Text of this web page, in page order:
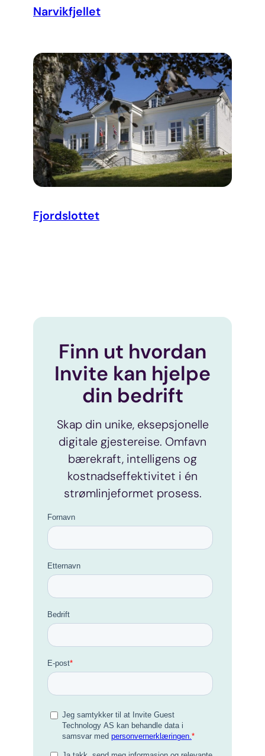
Narvikfjellet
Fjordslottet
Finn ut hvordan
Invite kan hjelpe
din bedrift
Skap din unike, eksepsjonelle
digitale gjestereise. Omfavn
bærekraft, intelligens og
kostnadseffektivitet i én
strømlinjeformet prosess.